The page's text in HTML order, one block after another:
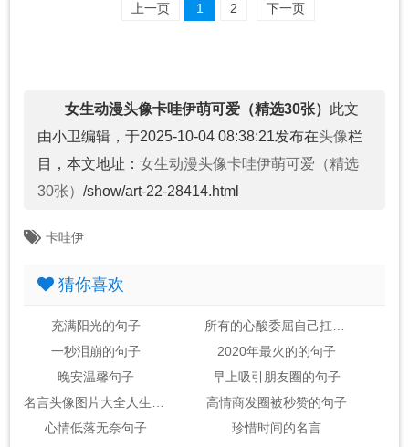
上一页 1 2 下一页
女生动漫头像卡哇伊萌可爱（精选30张） 此文
由小卫编辑，于2025-10-04 08:38:21发布在头像栏
目，本文地址： 女生动漫头像卡哇伊萌可爱（精选
30张） /show/art-22-28414.html
卡哇伊
猜你喜欢
充满阳光的句子
一秒泪崩的句子
2020年最火的的句子
晚安温馨句子
早上吸引朋友圈的句子
高情商发圈被秒赞的句子
心情低落无奈句子
珍惜时间的名言